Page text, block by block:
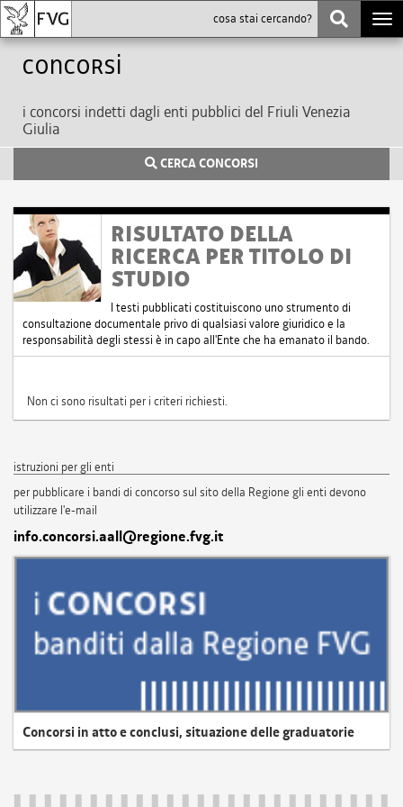
Concorsi
i concorsi indetti dagli enti pubblici del Friuli Venezia
Giulia
CERCA CONCORSI
RISULTATO DELLA
RICERCA PER TITOLO DI
STUDIO
I testi pubblicati costituiscono uno strumento di
consultazione documentale privo di qualsiasi valore giuridico e la
responsabilità degli stessi è in capo all'Ente che ha emanato il bando.
Non ci sono risultati per i criteri richiesti.
istruzioni per gli enti
per pubblicare i bandi di concorso sul sito della Regione gli enti devono
utilizzare l'e-mail
info.concorsi.aall@regione.fvg.it
Concorsi in atto e conclusi, situazione delle graduatorie